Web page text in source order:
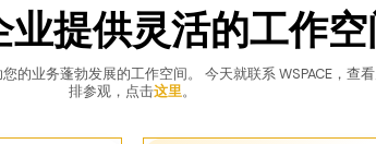
业提供灵活的工作
的业务蓬勃发展的工作空间。 今天就联系 WSPACE，查
排参观，点击这里。